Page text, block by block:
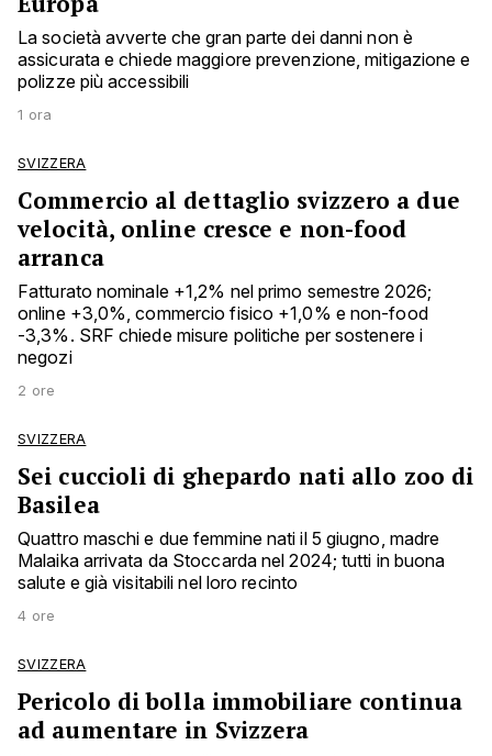
La società avverte che gran parte dei danni non è
assicurata e chiede maggiore prevenzione, mitigazione e
polizze più accessibili
1 ora
SVIZZERA
Commercio al dettaglio svizzero a due
velocità, online cresce e non-food
arranca
Fatturato nominale +1,2% nel primo semestre 2026;
online +3,0%, commercio fisico +1,0% e non-food
-3,3%. SRF chiede misure politiche per sostenere i
negozi
2 ore
SVIZZERA
Sei cuccioli di ghepardo nati allo zoo di
Basilea
Quattro maschi e due femmine nati il 5 giugno, madre
Malaika arrivata da Stoccarda nel 2024; tutti in buona
salute e già visitabili nel loro recinto
4 ore
SVIZZERA
Pericolo di bolla immobiliare continua
ad aumentare in Svizzera